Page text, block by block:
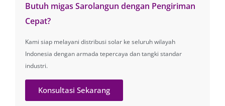
Butuh migas Sarolangun dengan Pengiriman
Cepat?
Kami siap melayani distribusi solar ke seluruh wilayah
Indonesia dengan armada tepercaya dan tangki standar
industri.
Konsultasi Sekarang